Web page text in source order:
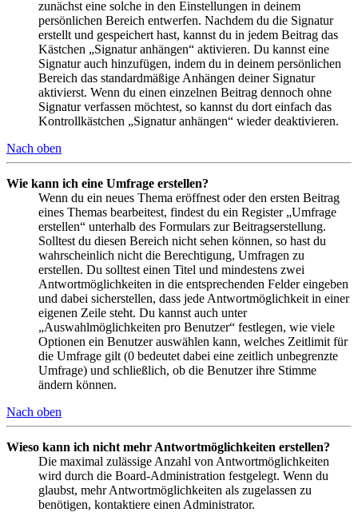
zunächst eine solche in den Einstellungen in deinem
persönlichen Bereich entwerfen. Nachdem du die Signatur
erstellt und gespeichert hast, kannst du in jedem Beitrag das
Kästchen „Signatur anhängen“ aktivieren. Du kannst eine
Signatur auch hinzufügen, indem du in deinem persönlichen
Bereich das standardmäßige Anhängen deiner Signatur
aktivierst. Wenn du einen einzelnen Beitrag dennoch ohne
Signatur verfassen möchtest, so kannst du dort einfach das
Kontrollkästchen „Signatur anhängen“ wieder deaktivieren.
Nach oben
Wie kann ich eine Umfrage erstellen?
Wenn du ein neues Thema eröffnest oder den ersten Beitrag
eines Themas bearbeitest, findest du ein Register „Umfrage
erstellen“ unterhalb des Formulars zur Beitragserstellung.
Solltest du diesen Bereich nicht sehen können, so hast du
wahrscheinlich nicht die Berechtigung, Umfragen zu
erstellen. Du solltest einen Titel und mindestens zwei
Antwortmöglichkeiten in die entsprechenden Felder eingeben
und dabei sicherstellen, dass jede Antwortmöglichkeit in einer
eigenen Zeile steht. Du kannst auch unter
„Auswahlmöglichkeiten pro Benutzer“ festlegen, wie viele
Optionen ein Benutzer auswählen kann, welches Zeitlimit für
die Umfrage gilt (0 bedeutet dabei eine zeitlich unbegrenzte
Umfrage) und schließlich, ob die Benutzer ihre Stimme
ändern können.
Nach oben
Wieso kann ich nicht mehr Antwortmöglichkeiten erstellen?
Die maximal zulässige Anzahl von Antwortmöglichkeiten
wird durch die Board-Administration festgelegt. Wenn du
glaubst, mehr Antwortmöglichkeiten als zugelassen zu
benötigen, kontaktiere einen Administrator.